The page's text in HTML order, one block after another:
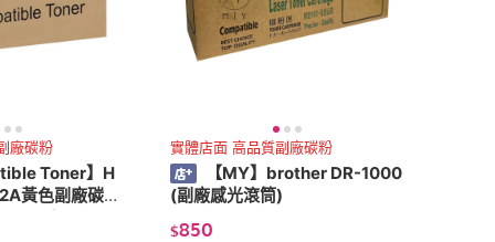
廠碳粉
Toner】H
黃色副廠碳粉
182)
實體店面 高品質副廠碳粉
【MY】brother DR-1000
(副廠感光滾筒)
$850